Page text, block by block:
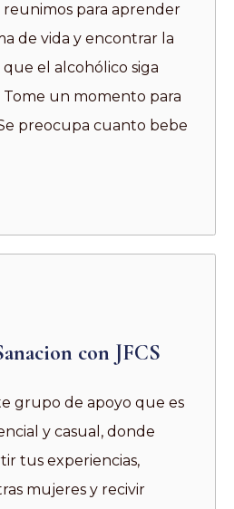
reunimos para aprender
de vida y encontrar la
que el alcohólico siga
Tome un momento para
preocupa cuanto bebe
con JFCS
grupo de apoyo que es
y casual, donde
tus experiencias,
mujeres y recivir